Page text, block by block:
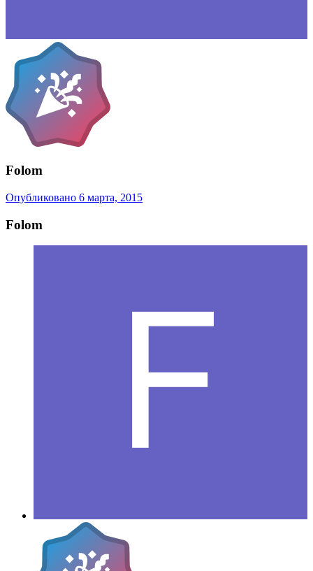
Folom
Опубликовано 6 марта, 2015
Folom